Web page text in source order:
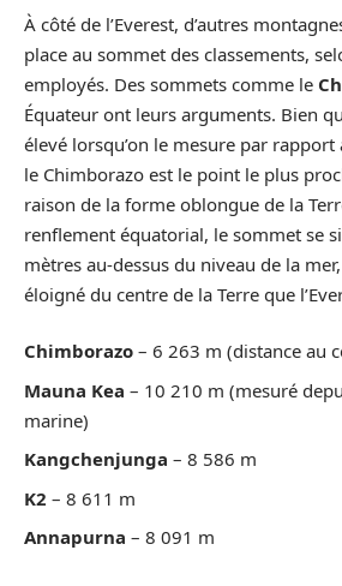
À côté de l’Everest, d’autres
place au sommet des classements,
employés. Des sommets comme le
Équateur ont leurs arguments. Bien
élevé lorsqu’on le mesure par rapport
le Chimborazo est le point le plus
raison de la forme oblongue de la
renflement équatorial, le sommet se
mètres au-dessus du niveau de la
éloigné du centre de la Terre que
Chimborazo – 6 263 m (distance au
Mauna Kea – 10 210 m (mesuré
marine)
Kangchenjunga – 8 586 m
K2 – 8 611 m
Annapurna – 8 091 m